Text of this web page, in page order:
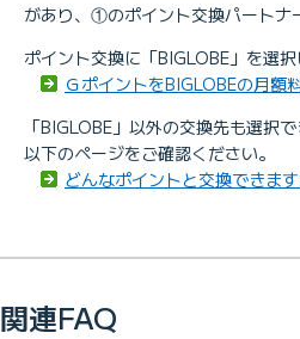
があり、①のポイント交換パートナ
ポイント交換に「BIGLOBE」を選
ＧポイントをBIGLOBEの月額
「BIGLOBE」以外の交換先も選択
以下のページをご確認ください。
どんなポイントと交換できま
関連FAQ